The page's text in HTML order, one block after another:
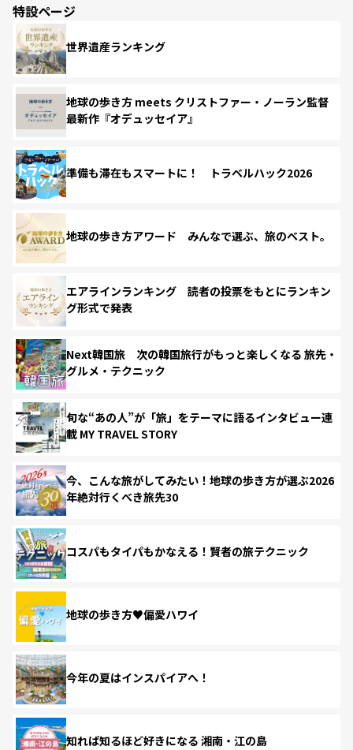
特設ページ
世界遺産ランキング
地球の歩き方 meets クリストファー・ノーラン監督
最新作『オデュッセイア』
準備も滞在もスマートに！ トラベルハック2026
地球の歩き方アワード みんなで選ぶ、旅のベスト。
エアラインランキング 読者の投票をもとにランキン
グ形式で発表
Next韓国旅 次の韓国旅行がもっと楽しくなる 旅先・
グルメ・テクニック
旬な“あの人”が「旅」をテーマに語るインタビュー連
載 MY TRAVEL STORY
今、こんな旅がしてみたい！地球の歩き方が選ぶ2026
年絶対行くべき旅先30
コスパもタイパもかなえる！賢者の旅テクニック
地球の歩き方♥偏愛ハワイ
今年の夏はインスパイアへ！
知れば知るほど好きになる 湘南・江の島